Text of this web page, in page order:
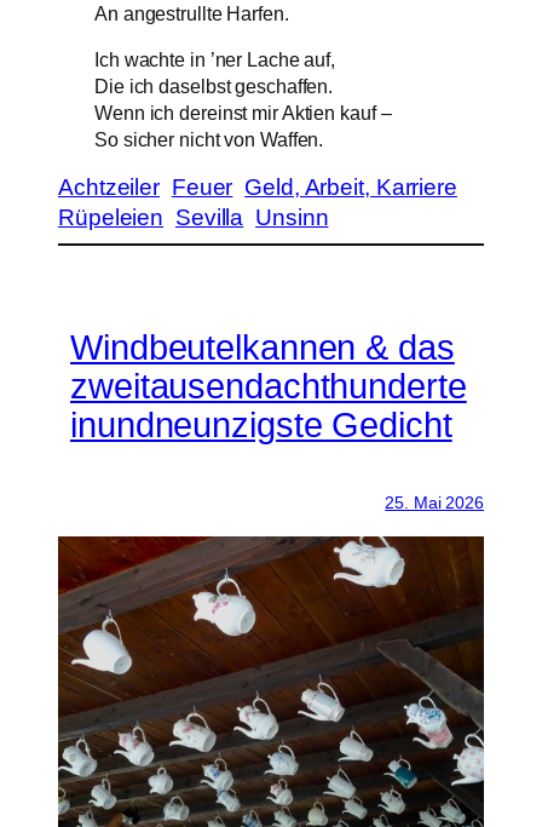
An angestrullte Harfen.
Ich wachte in ’ner Lache auf,
Die ich daselbst geschaffen.
Wenn ich dereinst mir Aktien kauf –
So sicher nicht von Waffen.
Achtzeiler Feuer Geld, Arbeit, Karriere
Rüpeleien Sevilla Unsinn
Windbeutelkannen & das
zweitausendachthunderte
inundneunzigste Gedicht
25. Mai 2026